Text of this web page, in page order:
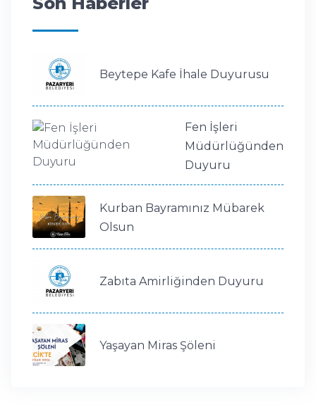
Beytepe Kafe İhale Duyurusu
Fen İşleri
Müdürlüğünden
Duyuru
Kurban Bayramınız Mübarek
Olsun
Zabıta Amirliğinden Duyuru
Yaşayan Miras Şöleni